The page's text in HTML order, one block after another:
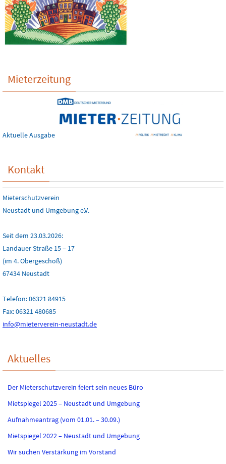
Mieterzeitung
Aktuelle Ausgabe
Kontakt
Mieterschutzverein
Neustadt und Umgebung e.V.
Seit dem 23.03.2026:
Landauer Straße 15 – 17
(im 4. Obergeschoß)
67434 Neustadt
Telefon: 06321 84915
Fax: 06321 480685
info@mieterverein-neustadt.de
Aktuelles
Der Mieterschutzverein feiert sein neues Büro
Mietspiegel 2025 – Neustadt und Umgebung
Aufnahmeantrag (vom 01.01. – 30.09.)
Mietspiegel 2022 – Neustadt und Umgebung
Wir suchen Verstärkung im Vorstand